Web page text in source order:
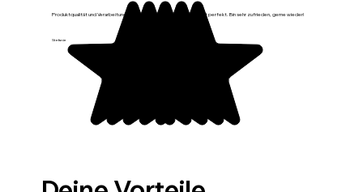
Produktqualität und Verarbeitung sind top, sieht sehr schön aus, passt perfekt. Bin sehr zufrieden, gerne wieder!
Stefanie